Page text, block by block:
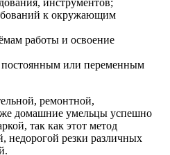
инструментов;
к окружающим
работы и освоение
постоянным или переменным
ремонтной,
домашние умельцы успешно
так как этот метод
недорогой резки различных